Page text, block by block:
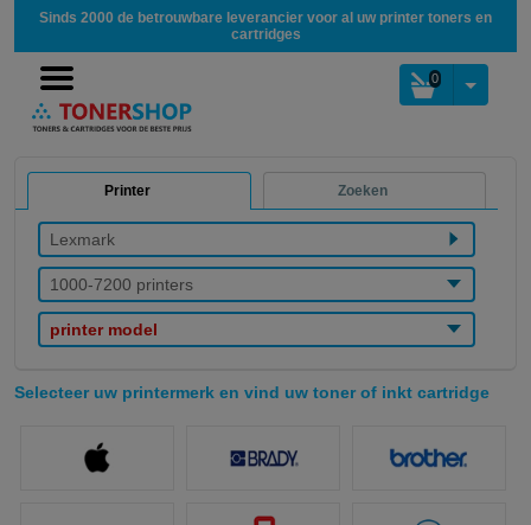
Sinds 2000 de betrouwbare leverancier voor al uw printer toners en
cartridges
0
Printer Zoeken
Lexmark
1000-7200 printers
printer model
Selecteer uw printermerk en vind uw toner of inkt cartridge